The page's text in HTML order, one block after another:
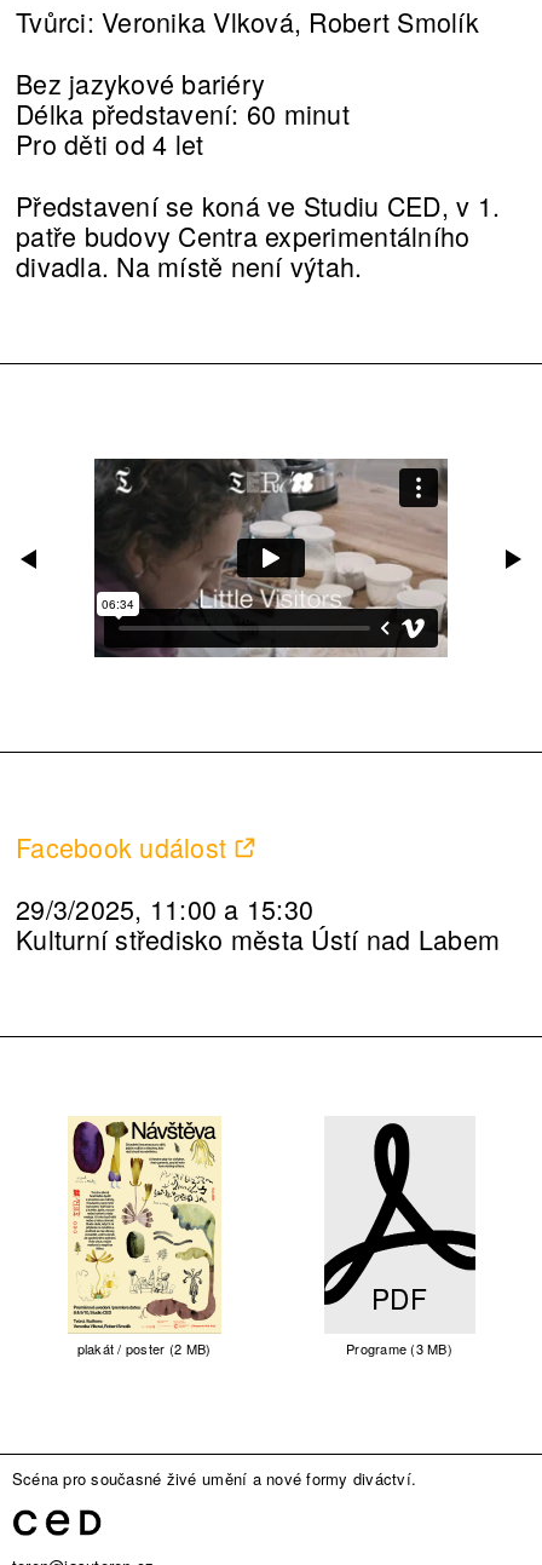
Tvůrci: Veronika Vlková, Robert Smolík
Bez jazykové bariéry
Délka představení: 60 minut
Pro děti od 4 let
Představení se koná ve Studiu CED, v 1.
patře budovy Centra experimentálního
divadla. Na místě není výtah.
Facebook událost
29/3/2025, 11:00 a 15:30
Kulturní středisko města Ústí nad Labem
plakát / poster (2 MB)
PDF
Programe (3 MB)
Scéna pro současné živé umění a nové formy diváctví.